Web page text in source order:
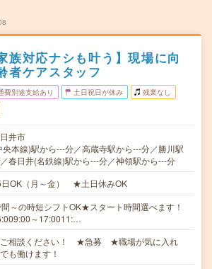
族対応ナシも叶う】現場に向
者ケアスタッフ
費別途支給あり 土日祝日が休み 残業なし
井市
央本線)駅から---分／高蔵寺駅から---分／勝川駅
春日井(名鉄線)駅から---分／神領駅から---分
日OK（月～金） ★土日休みOK
～の時短シフトOK★スタート時間選べます！
～17:0011:…
ご相談ください！ ★急募 ★職場が気に入れ
も働けます！